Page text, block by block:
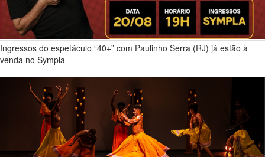
Ingressos do espetáculo “40+” com Paulinho Serra (RJ) já estão à
venda no Sympla